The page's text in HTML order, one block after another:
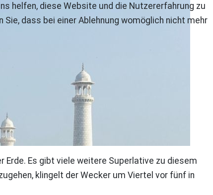
Erde. Es gibt viele weitere Superlative zu diesem
klingelt der Wecker um Viertel vor fünf in
helfen, diese Website und die Nutzererfahrung zu
dass bei einer Ablehnung womöglich nicht mehr